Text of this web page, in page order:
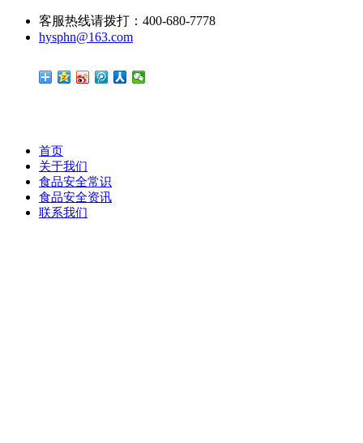
客服热线请拨打：400-680-7778
hysphn@163.com
首页
关于我们
食品安全常识
食品安全资讯
联系我们